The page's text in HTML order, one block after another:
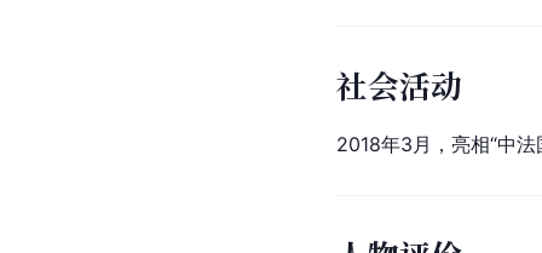
社会活动
2018年3月，亮相“中